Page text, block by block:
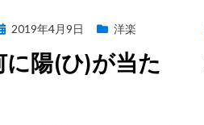
2019年4月9日 洋楽
陽(ひ)が当た